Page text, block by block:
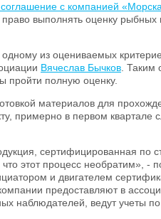
с компанией
выполнять оценку
одному из оцениваемых
Вячеслав Бычков . Таким
пройти полную оценку.
материалов для
примерно в первом квартале
сертифицированная по
этот процесс необратим», -
и двигателем
предоставляют в
наблюдателей, ведут учеты по